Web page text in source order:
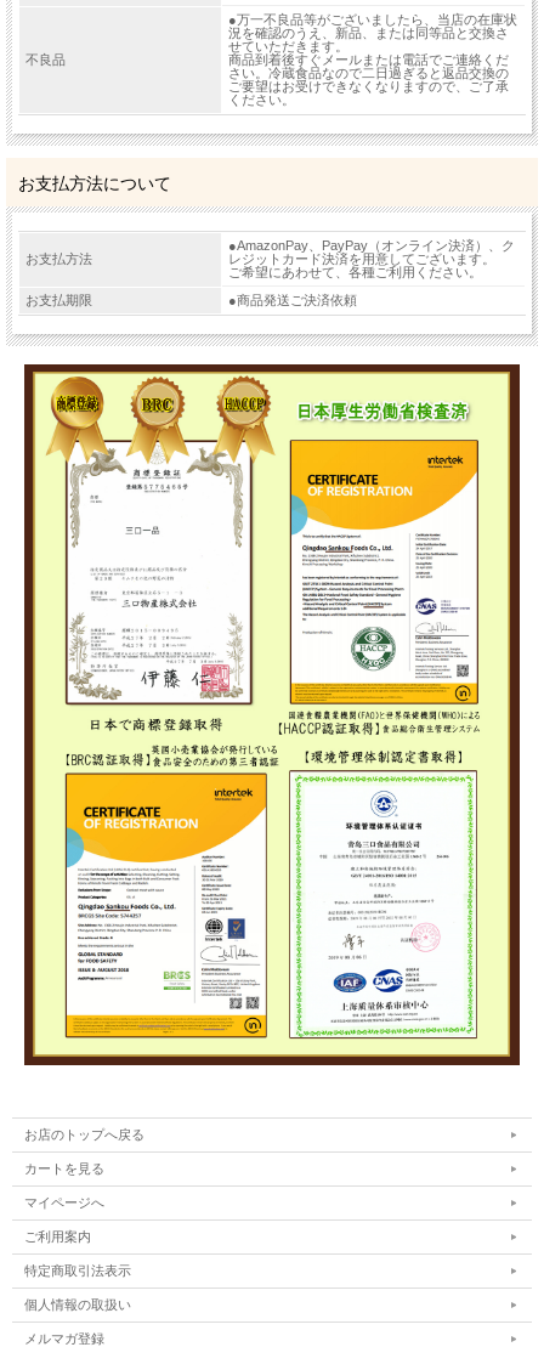
不良品
●万一不良品等がございましたら、当店の在庫状
況を確認のうえ、新品、または同等品と交換さ
せていただきます。
商品到着後すぐメールまたは電話でご連絡くだ
さい。冷蔵食品なので二日過ぎると返品交換の
ご要望はお受けできなくなりますので、ご了承
ください。
お支払方法について
お支払方法
●AmazonPay、PayPay（オンライン決済）、ク
レジットカード決済を用意してございます。
ご希望にあわせて、各種ご利用ください。
お支払期限
●商品発送ご決済依頼
お店のトップへ戻る
カートを見る
マイページへ
ご利用案内
特定商取引法表示
個人情報の取扱い
メルマガ登録